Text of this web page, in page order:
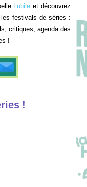
Lubiie et découvrez
festivals de séries :
critiques, agenda des
!
!